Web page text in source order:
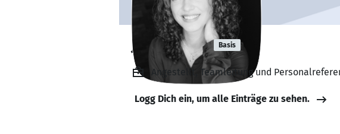
Julia Röhrl Basis
Angestellt, Teamleitung und
Logg Dich ein, um alle Einträge zu sehen.